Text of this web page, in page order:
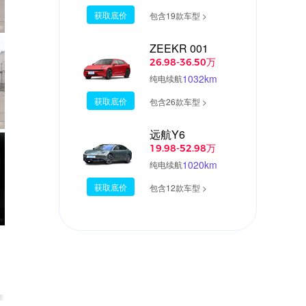
获取底价 包含19款车型 >
获取底价
ZEEKR 001
26.98-36.50万
纯电续航1032km
包含26款车型 >
获取底价
远航Y6
19.98-52.98万
纯电续航1020km
包含12款车型 >